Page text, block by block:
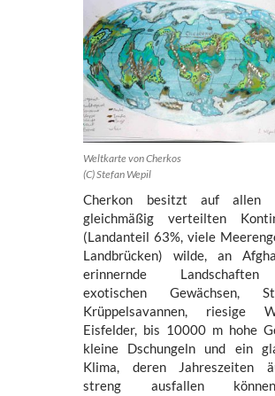
Weltkarte von Cherkos
(C) Stefan Wepil
Cherkon besitzt auf allen
gleichmäßig verteilten
(Landanteil 63%, viele
Landbrücken) wilde, an
erinnernde
exotischen Gewächsen,
Krüppelsavannen, riesige
Eisfelder, bis 10000 m hohe
kleine Dschungeln und ein
Klima, deren Jahreszeiten
streng ausfallen